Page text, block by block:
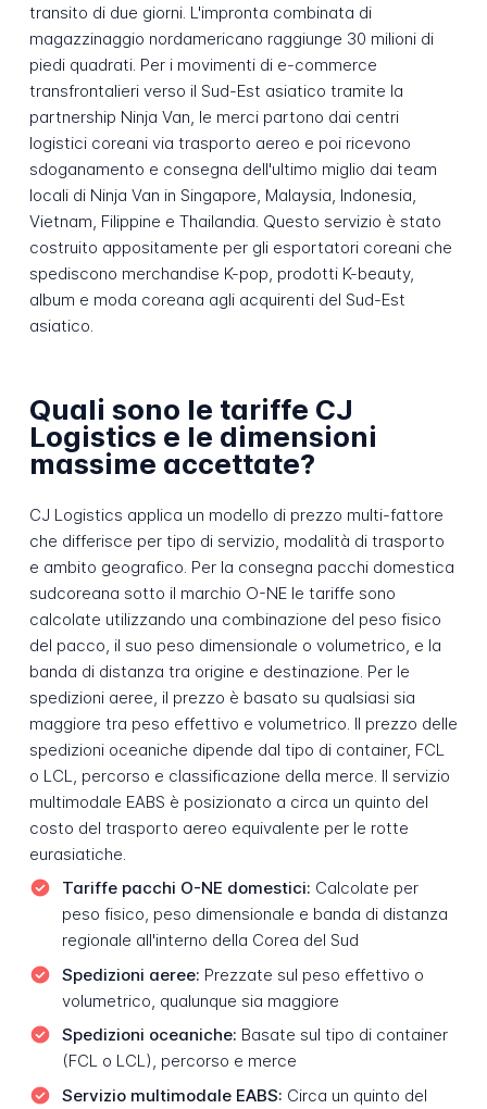
transito di due giorni. L'impronta combinata di
magazzinaggio nordamericano raggiunge 30 milioni di
piedi quadrati. Per i movimenti di e-commerce
transfrontalieri verso il Sud-Est asiatico tramite la
partnership Ninja Van, le merci partono dai centri
logistici coreani via trasporto aereo e poi ricevono
sdoganamento e consegna dell'ultimo miglio dai team
locali di Ninja Van in Singapore, Malaysia, Indonesia,
Vietnam, Filippine e Thailandia. Questo servizio è stato
costruito appositamente per gli esportatori coreani che
spediscono merchandise K-pop, prodotti K-beauty,
album e moda coreana agli acquirenti del Sud-Est
asiatico.
Quali sono le tariffe CJ
Logistics e le dimensioni
massime accettate?
CJ Logistics applica un modello di prezzo multi-fattore
che differisce per tipo di servizio, modalità di trasporto
e ambito geografico. Per la consegna pacchi domestica
sudcoreana sotto il marchio O-NE le tariffe sono
calcolate utilizzando una combinazione del peso fisico
del pacco, il suo peso dimensionale o volumetrico, e la
banda di distanza tra origine e destinazione. Per le
spedizioni aeree, il prezzo è basato su qualsiasi sia
maggiore tra peso effettivo e volumetrico. Il prezzo delle
spedizioni oceaniche dipende dal tipo di container, FCL
o LCL, percorso e classificazione della merce. Il servizio
multimodale EABS è posizionato a circa un quinto del
costo del trasporto aereo equivalente per le rotte
eurasiatiche.
Tariffe pacchi O-NE domestici: Calcolate per
peso fisico, peso dimensionale e banda di distanza
regionale all'interno della Corea del Sud
Spedizioni aeree: Prezzate sul peso effettivo o
volumetrico, qualunque sia maggiore
Spedizioni oceaniche: Basate sul tipo di container
(FCL o LCL), percorso e merce
Servizio multimodale EABS: Circa un quinto del